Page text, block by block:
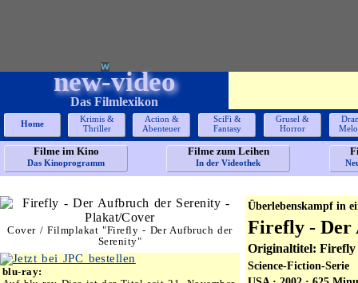
new-video
Das Filmlexikon
Home
Krimis &
Thriller
Action &
Abenteuer
SciFi &
Fantasy
Grusel &
Horror
Filme im Kino
Das Kinoprogramm
Filme zum Leihen
In der Videothek
Cover / Filmplakat "Firefly - Der Aufbruch der
Serenity"
blu-ray:
Überlebenskampf in
Firefly - Der
Originaltitel: Firefly
Science-Fiction-Serie